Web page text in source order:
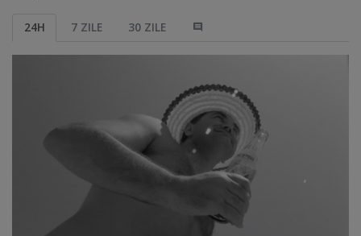
24H 7 ZILE 30 ZILE